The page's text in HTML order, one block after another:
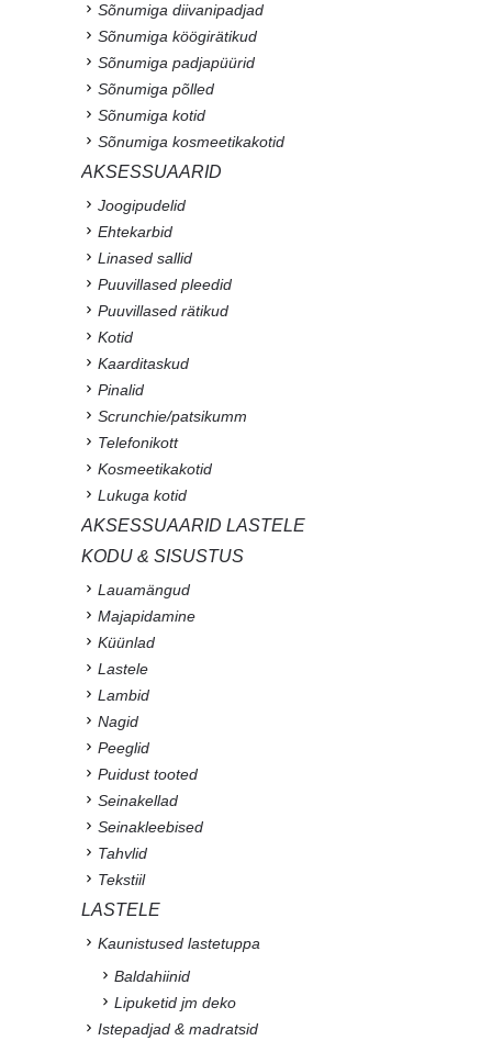
Sõnumiga diivanipadjad
Sõnumiga köögirätikud
Sõnumiga padjapüürid
Sõnumiga põlled
Sõnumiga kotid
Sõnumiga kosmeetikakotid
AKSESSUAARID
Joogipudelid
Ehtekarbid
Linased sallid
Puuvillased pleedid
Puuvillased rätikud
Kotid
Kaarditaskud
Pinalid
Scrunchie/patsikumm
Telefonikott
Kosmeetikakotid
Lukuga kotid
AKSESSUAARID LASTELE
KODU & SISUSTUS
Lauamängud
Majapidamine
Küünlad
Lastele
Lambid
Nagid
Peeglid
Puidust tooted
Seinakellad
Seinakleebised
Tahvlid
Tekstiil
LASTELE
Kaunistused lastetuppa
Baldahiinid
Lipuketid jm deko
Istepadjad & madratsid